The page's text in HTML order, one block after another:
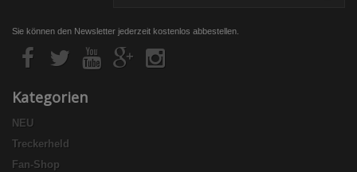
Sie können den Newsletter jederzeit kostenlos abbestellen.
Kategorien
NEU
Treckerheld
Fan-Shop